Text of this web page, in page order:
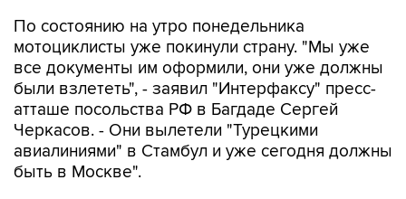
По состоянию на утро понедельника
мотоциклисты уже покинули страну. "Мы уже
все документы им оформили, они уже должны
были взлететь", - заявил "Интерфаксу" пресс-
атташе посольства РФ в Багдаде Сергей
Черкасов. - Они вылетели "Турецкими
авиалиниями" в Стамбул и уже сегодня должны
быть в Москве".